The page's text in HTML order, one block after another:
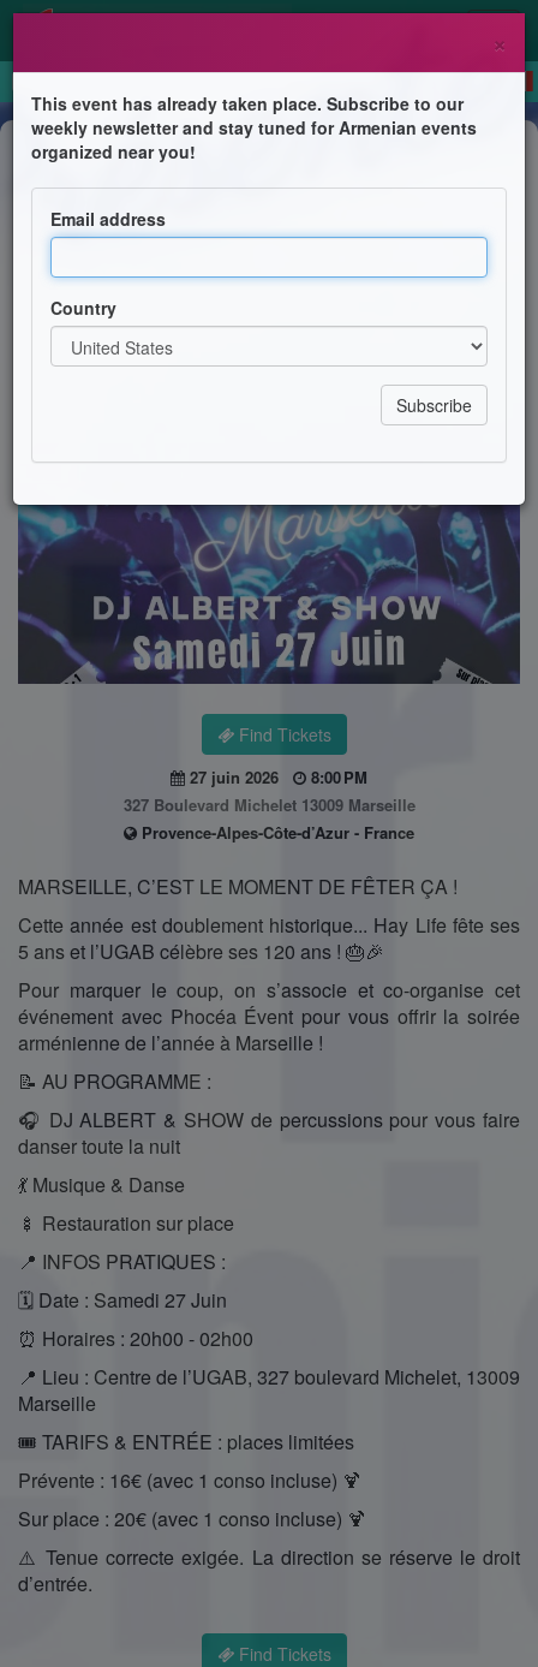
Anniversary
Soirée arménienne
UGAB Marseille & Haylife & Phocea event
Find Tickets
27 juin 2026
8:00 PM
327 Boulevard Michelet 13009 Marseille
Provence-Alpes-Côte-d’Azur - France
MARSEILLE, C’EST LE MOMENT DE FÊTER ÇA !
Cette année est doublement historique... Hay Life fête ses
5 ans et l’UGAB célèbre ses 120 ans ! 🎂🎉
Pour marquer le coup, on s’associe et co-organise cet
événement avec Phocéa Évent pour vous offrir la soirée
arménienne de l’année à Marseille !
📝 AU PROGRAMME :
🎧 DJ ALBERT & SHOW de percussions pour vous faire
danser toute la nuit
💃 Musique & Danse
🍢 Restauration sur place
📍 INFOS PRATIQUES :
🗓 Date : Samedi 27 Juin
⏰ Horaires : 20h00 - 02h00
📍 Lieu : Centre de l’UGAB, 327 boulevard Michelet, 13009
Marseille
🎟 TARIFS & ENTRÉE : places limitées
Prévente : 16€ (avec 1 conso incluse) 🍹
Sur place : 20€ (avec 1 conso incluse) 🍹
⚠️ Tenue correcte exigée. La direction se réserve le droit
d’entrée.
Find Tickets
×
This event has already taken place. Subscribe to our
weekly newsletter and stay tuned for Armenian events
organized near you!
Email address
Country